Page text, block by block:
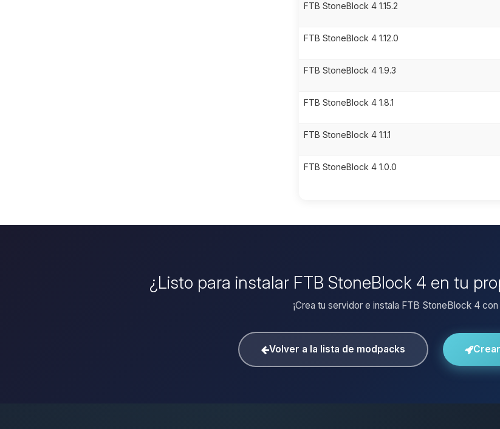
FTB StoneBlock 4 1.15.2
FTB StoneBlock 4 1.12.0
FTB StoneBlock 4 1.9.3
FTB StoneBlock 4 1.8.1
FTB StoneBlock 4 1.1.1
FTB StoneBlock 4 1.0.0
¿Listo para instalar FTB StoneBlock 4 en tu
¡Crea tu servidor e instala FTB StoneBlock 4 con
Volver a la lista de modpacks